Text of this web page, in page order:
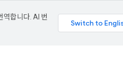
역합니다. AI 번